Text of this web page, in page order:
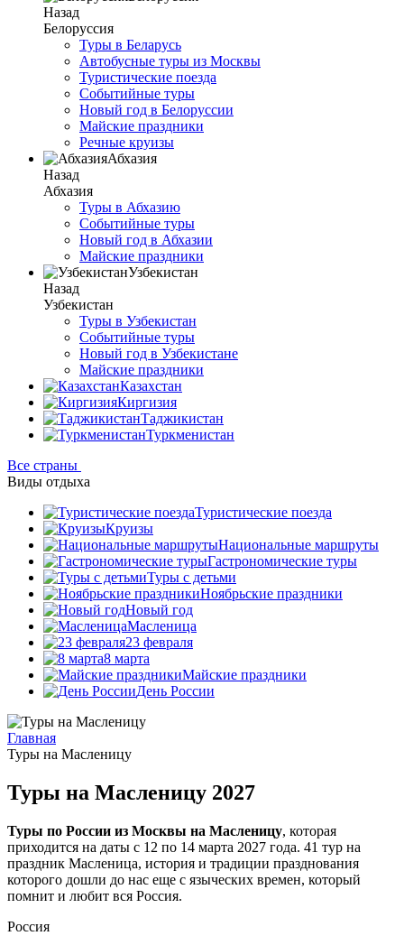
Назад
Белоруссия
Туры в Беларусь
Автобусные туры из Москвы
Туристические поезда
Событийные туры
Новый год в Белоруссии
Майские праздники
Речные круизы
Абхазия
Назад
Абхазия
Туры в Абхазию
Событийные туры
Новый год в Абхазии
Майские праздники
Узбекистан
Назад
Узбекистан
Туры в Узбекистан
Событийные туры
Новый год в Узбекистане
Майские праздники
Казахстан
Киргизия
Таджикистан
Туркменистан
Все страны
Виды отдыха
Туристические поезда
Круизы
Национальные маршруты
Гастрономические туры
Туры с детьми
Ноябрьские праздники
Новый год
Масленица
23 февраля
8 марта
Майские праздники
День России
Главная
Туры на Масленицу
Туры на Масленицу 2027
Туры по России из Москвы на Масленицу, которая
приходится на даты с 12 по 14 марта 2027 года. 41 тур на
праздник Масленица, история и традиции празднования
которого дошли до нас еще с языческих времен, который
помнит и любит вся Россия.
Россия